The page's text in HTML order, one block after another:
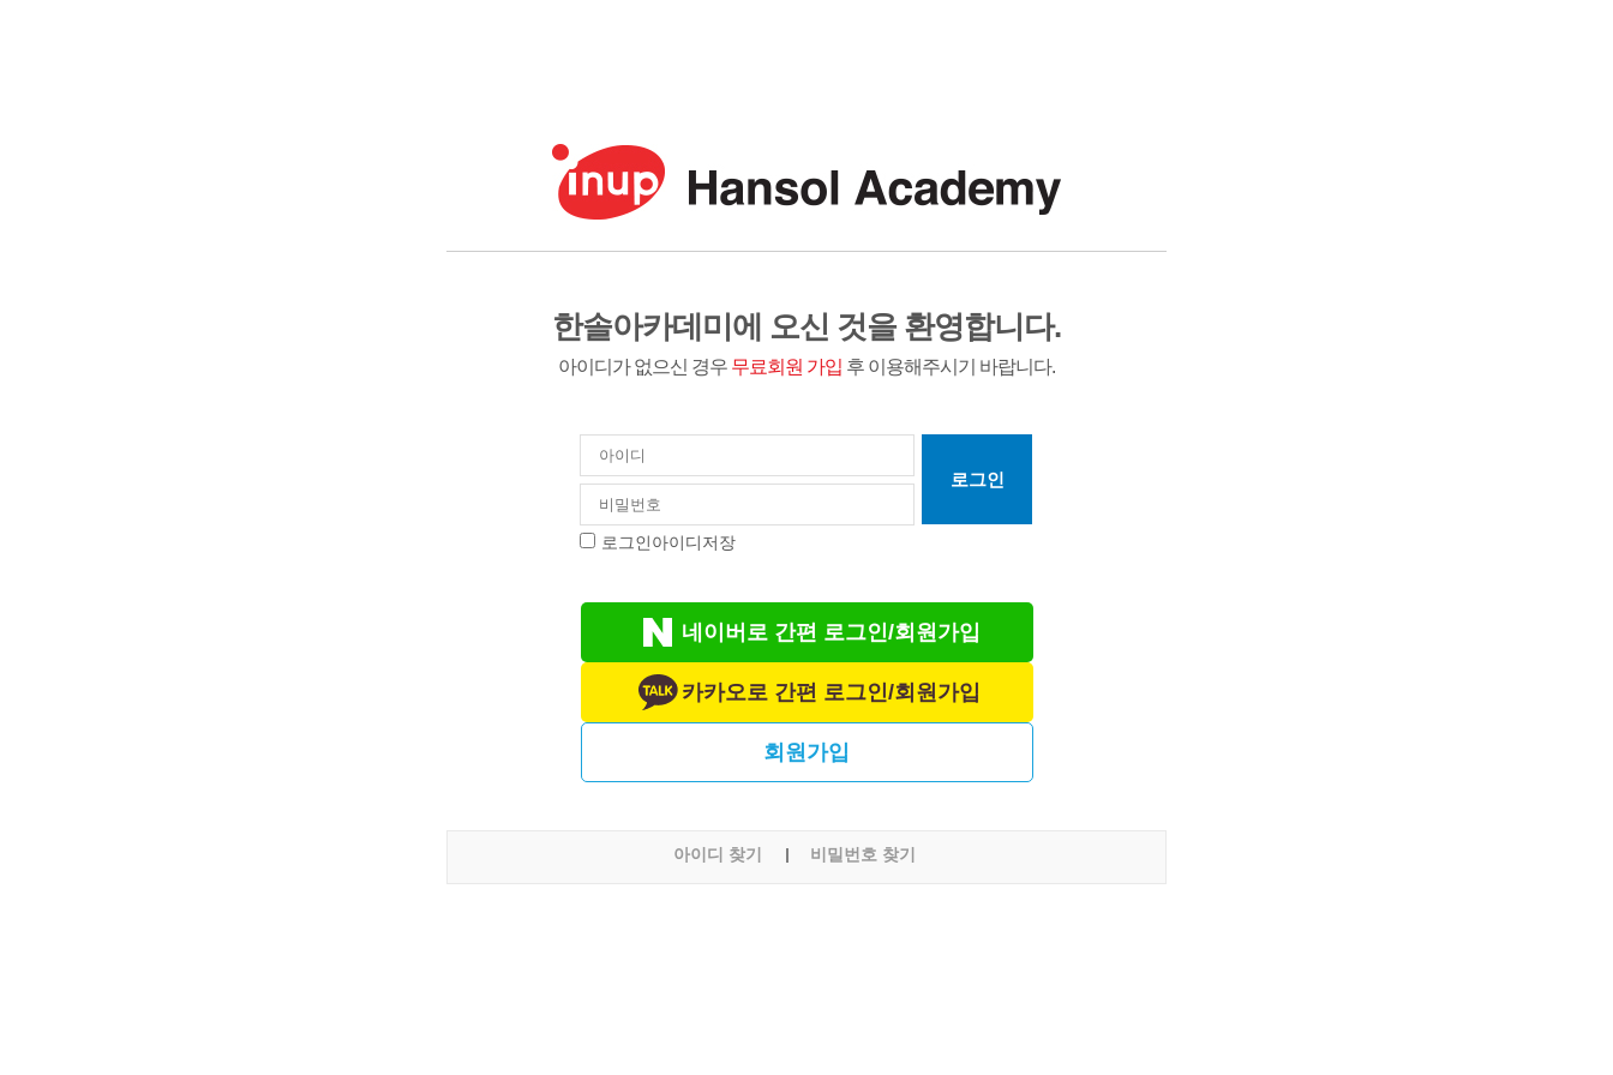
한솔아카데미에 오신 것을 환영합니다.
아이디가 없으신 경우 무료회원 가입 후 이용해주시기 바랍니다.
로그인
로그인아이디저장
네이버로 간편 로그인/회원가입
카카오로 간편 로그인/회원가입
회원가입
아이디 찾기 비밀번호 찾기